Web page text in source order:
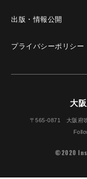
出版・情報公開
プライバシーポリシー
大
〒565-0871 大阪府
©2020